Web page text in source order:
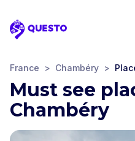
Questo
France > Chambéry >
Must see
Chambéry